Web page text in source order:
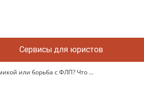
Сервисы для юристов
или борьба с ФЛП? Что ...